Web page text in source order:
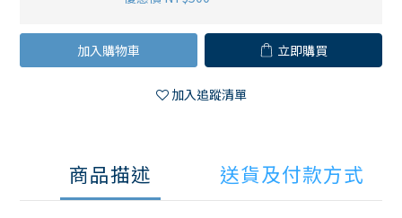
加入購物車 立即購買
加入追蹤清單
商品描述 送貨及付款方式